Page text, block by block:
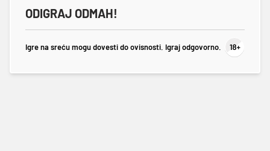
ODIGRAJ ODMAH!
Igre na sreću mogu dovesti do ovisnosti. Igraj odgovorno.